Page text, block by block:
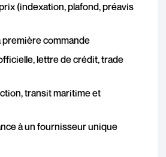
(indexation, plafond, préavis
commande
lettre de crédit, trade
transit maritime et
à un fournisseur unique